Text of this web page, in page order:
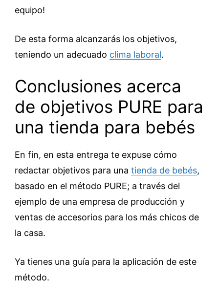
equipo!
De esta forma alcanzarás los objetivos,
teniendo un adecuado clima laboral.
Conclusiones acerca
de objetivos PURE para
una tienda para bebés
En fin, en esta entrega te expuse cómo
redactar objetivos para una tienda de bebés,
basado en el método PURE; a través del
ejemplo de una empresa de producción y
ventas de accesorios para los más chicos de
la casa.
Ya tienes una guía para la aplicación de este
método.